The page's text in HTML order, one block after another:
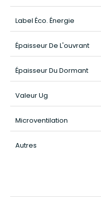
Label Éco. Énergie
Épaisseur De L'ouvrant
Épaisseur Du Dormant
Valeur Ug
Microventilation
Autres